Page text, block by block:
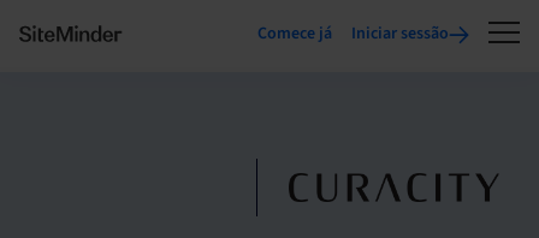
Comece já Iniciar sessão